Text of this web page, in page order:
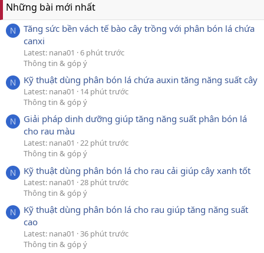
Những bài mới nhất
N
Tăng sức bền vách tế bào cây trồng với phân bón lá chứa
canxi
Latest: nana01
6 phút trước
Thông tin & góp ý
N Kỹ thuật dùng phân bón lá chứa auxin tăng năng suất cây
Latest: nana01
14 phút trước
Thông tin & góp ý
N
Giải pháp dinh dưỡng giúp tăng năng suất phân bón lá
cho rau màu
Latest: nana01
22 phút trước
Thông tin & góp ý
N Kỹ thuật dùng phân bón lá cho rau cải giúp cây xanh tốt
Latest: nana01
28 phút trước
Thông tin & góp ý
N
Kỹ thuật dùng phân bón lá cho rau giúp tăng năng suất
cao
Latest: nana01
36 phút trước
Thông tin & góp ý